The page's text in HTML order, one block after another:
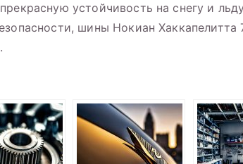
устойчивость на снегу и
шины Нокиан Хаккапелитта